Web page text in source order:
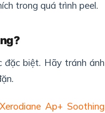
trong quá trình peel.
đặc biệt. Hãy tránh ánh
Ap+ Soothing